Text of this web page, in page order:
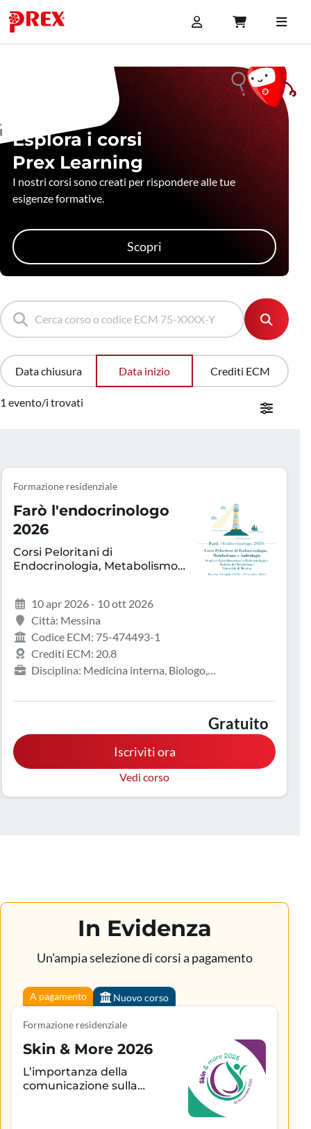
Esplora i corsi
Prex Learning
I nostri corsi sono creati per rispondere alle tue
esigenze formative.
Scopri
Data chiusura Data inizio Crediti ECM
1 evento/i trovati
Formazione residenziale
Farò l'endocrinologo
2026
Corsi Peloritani di
Endocrinologia, Metabolismo
10 apr 2026 - 10 ott 2026
Città: Messina
Codice ECM: 75-474493-1
Crediti ECM: 20.8
Disciplina: Medicina interna, Biologo,
Ginecologia e ostetricia, Infermiere, Malattie
metaboliche e diabetologia, Medicina d'emergenza-
urgenza, Oncologia, Pediatria, Tecnico sanitario di
laboratorio biomedico, Tecnico sanitario di radiologia
medica
Gratuito
Iscriviti ora
Vedi corso
In Evidenza
Un'ampia selezione di corsi a pagamento
A pagamento Nuovo corso
Formazione residenziale
Skin & More 2026
L’importanza della
comunicazione sulla